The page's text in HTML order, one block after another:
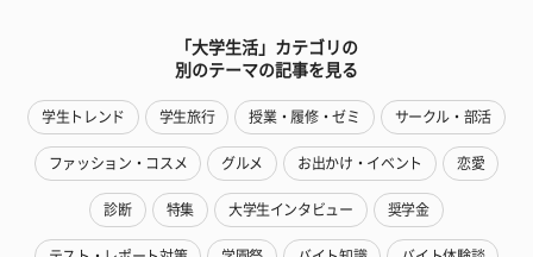
「大学生活」カテゴリの
別のテーマの記事を見る
学生トレンド 学生旅行 授業・履修・ゼミ サークル・部活
ファッション・コスメ グルメ お出かけ・イベント 恋愛
診断 特集 大学生インタビュー 奨学金